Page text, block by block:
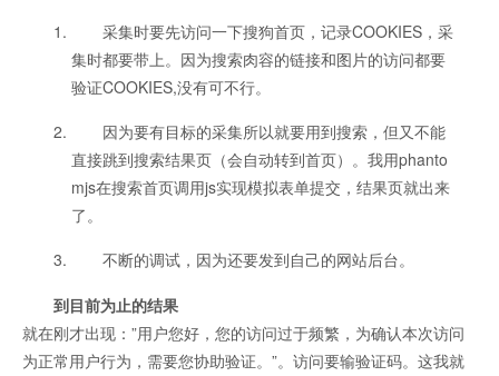
采集时要先访问一下搜狗首页，记录COOKIES，采
集时都要带上。因为搜索肉容的链接和图片的访问都要
验证COOKIES,没有可不行。
因为要有目标的采集所以就要用到搜索，但又不能
直接跳到搜索结果页（会自动转到首页）。我用phanto
mjs在搜索首页调用js实现模拟表单提交，结果页就出来
了。
不断的调试，因为还要发到自己的网站后台。
到目前为止的结果
就在刚才出现：”用户您好，您的访问过于频繁，为确认本次访问
为正常用户行为，需要您协助验证。”。访问要输验证码。这我就